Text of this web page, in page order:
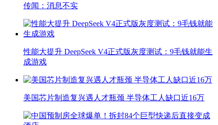
传闻：消息不实
性能大提升 DeepSeek V4正式版灰度测试：9毛钱就能生
成游戏
美国芯片制造复兴遇人才瓶颈 半导体工人缺口近16万